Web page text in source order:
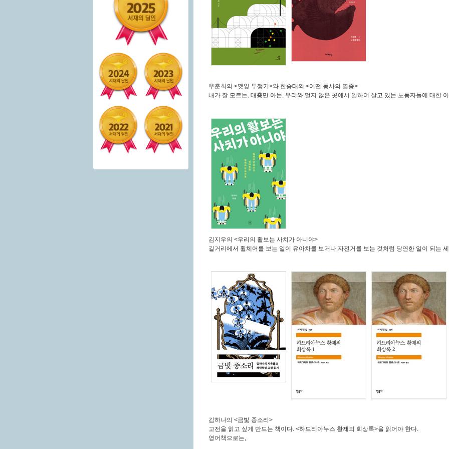
우춘희의 <깻잎 투쟁기 >와 한승태의 <어떤 동사의 멸종>
내가 잘 모르는, 대충만 아는, 우리와 멀지 않은 곳에서 일하며 살고 있는 노동자들에 대한
김지우의 <우리의 활보는 사치가 아니야>
길거리에서 휠체어를 보는 일이 유아차를 보거나 자전거를 보는 것처럼 당연한 일이 되는
김하나의 <금빛 종소리 >
고전을 읽고 싶게 만드는 책이다. <하드리아누스 황제의 회상록>을 읽어야 한다.
영어책으로는,